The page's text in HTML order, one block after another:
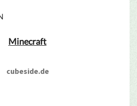
Minecraft
cubeside.de